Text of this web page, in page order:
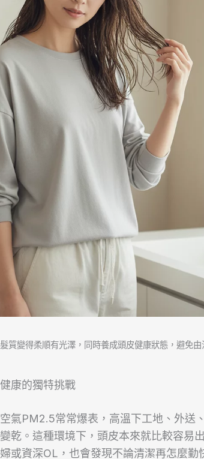
質變得柔順有光澤，同時養成頭皮健康狀態，避免
康的獨特挑戰
氣PM2.5常常爆表，高溫下工地、外送
乾。這種環境下，頭皮本來就比較容易
或資深OL，也會發現不論清潔再怎麼勤